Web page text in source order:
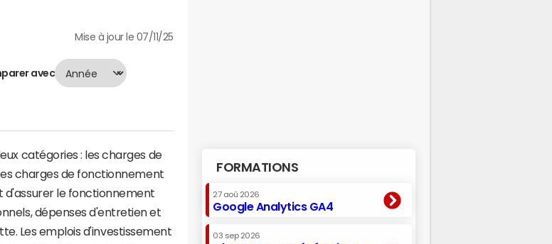
Mise à jour le 07/11/25
avec
catégories : les charges de
charges de fonctionnement
le fonctionnement
dépenses d'entretien et
Les emplois d'investissement
FORMATIONS
27 aoû 2026
Google Analytics GA4
03 sep 2026